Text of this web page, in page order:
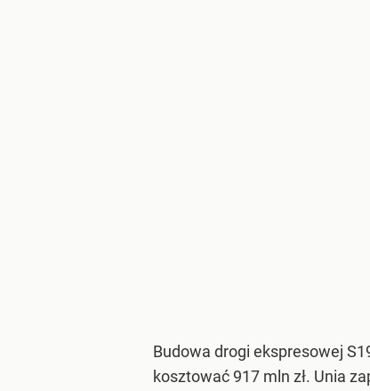
Budowa drogi ekspresowej
kosztować 917 mln zł. Unia